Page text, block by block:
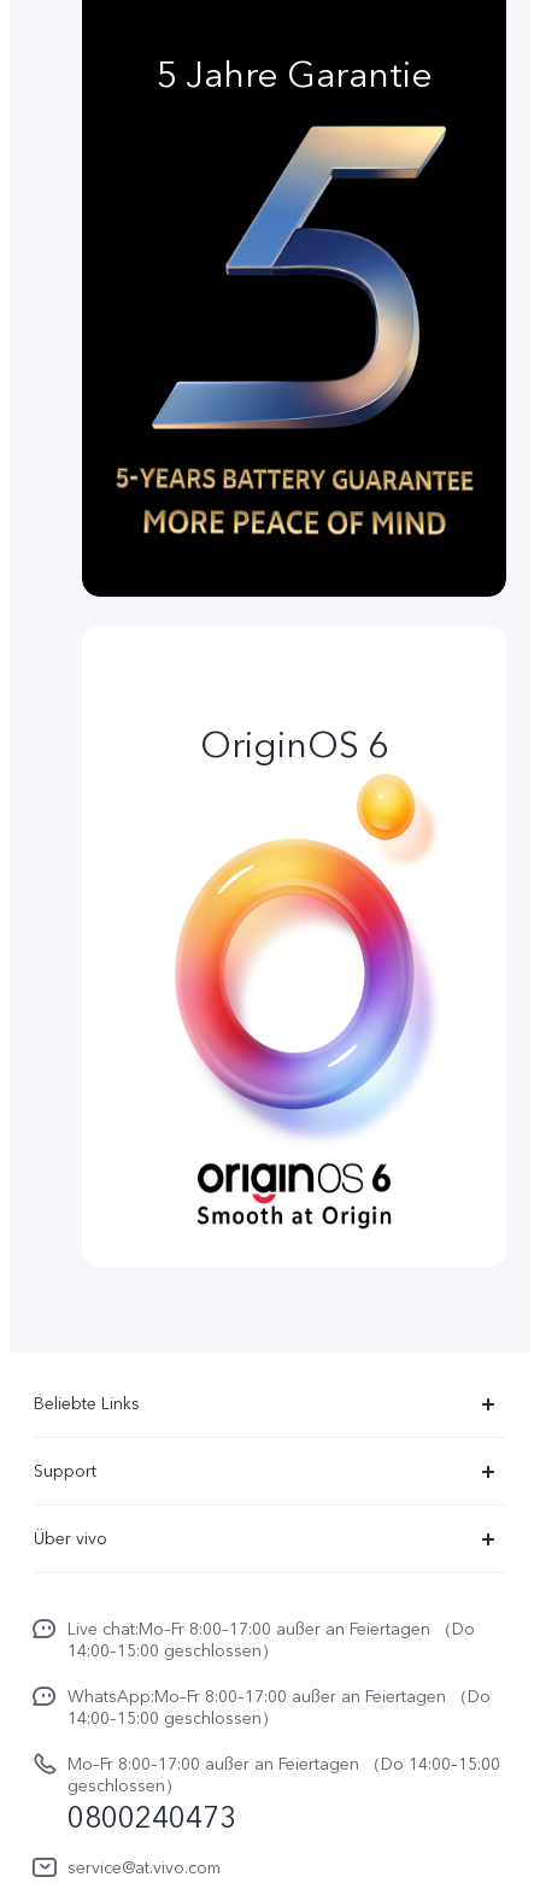
5 Jahre Garantie
OriginOS 6
Beliebte Links
X300
V70 FE
vivo Buds Air3
Support
Funtouch OS
IMEI-Authentifizierung
System Verbesserung
Reparaturerfassung
Benutzerhandbuch
Log aktualisieren
Über vivo
Impressum
Rechtliche Hinweise
vivo Datenschutzcenter
Live chat:Mo–Fr 8:00–17:00 außer an Feiertagen （Do
14:00–15:00 geschlossen）
WhatsApp:Mo–Fr 8:00–17:00 außer an Feiertagen （Do
14:00–15:00 geschlossen）
Mo–Fr 8:00–17:00 außer an Feiertagen （Do 14:00–15:00
geschlossen）
0800240473
service@at.vivo.com